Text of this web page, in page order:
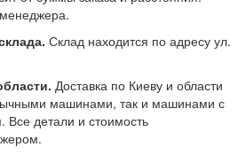
Склад находится по адресу ул.
Доставка по Киеву и области
машинами, так и машинами с
детали и стоимость